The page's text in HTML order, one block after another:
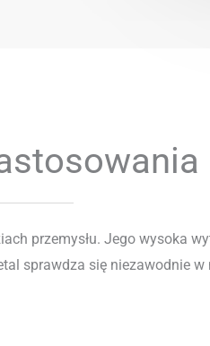
przemysłu. Jego wysoka
sprawdza się niezawodnie